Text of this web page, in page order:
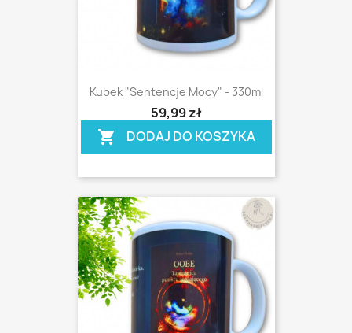
Kubek "Sentencje Mocy" - 330ml
59,99 zł
shopping_cart DODAJ DO KOSZYKA